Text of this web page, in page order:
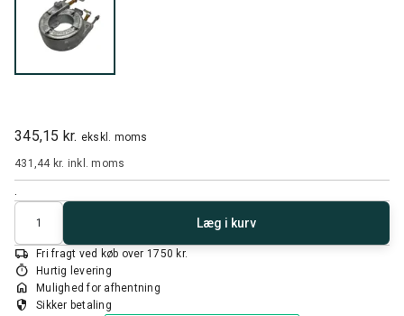
345,15 kr. ekskl. moms
431,44 kr. inkl. moms
Antal
Læg i kurv
local_shipping Fri fragt ved køb over 1750 kr.
timer Hurtig levering
home Mulighed for afhentning
security Sikker betaling